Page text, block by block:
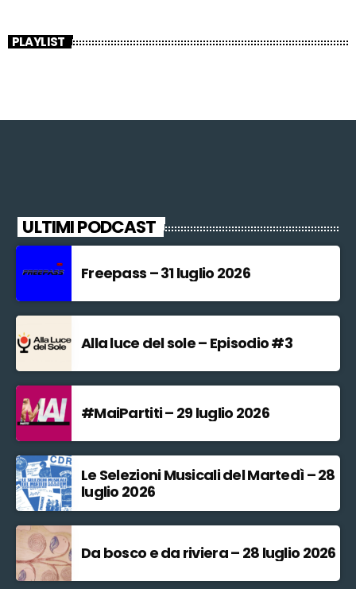
PLAYLIST
ULTIMI PODCAST
Freepass – 31 luglio 2026
Alla luce del sole – Episodio #3
#MaiPartiti – 29 luglio 2026
Le Selezioni Musicali del Martedì – 28
luglio 2026
Da bosco e da riviera – 28 luglio 2026